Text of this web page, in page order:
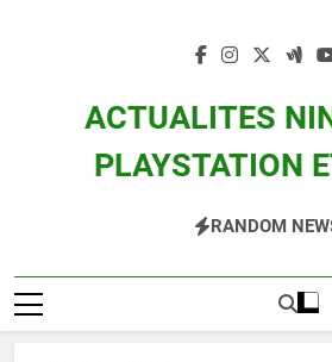
ACTUALITES
PLAYSTATION
Zelda, Splatoon, Pokemon
RANDOM